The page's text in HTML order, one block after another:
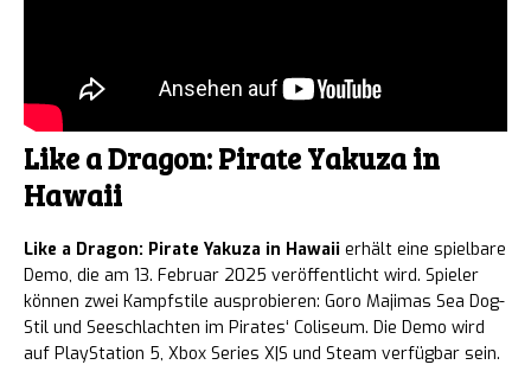
Like a Dragon: Pirate Yakuza in
Hawaii
Like a Dragon: Pirate Yakuza in Hawaii erhält eine spielbare
Demo, die am 13. Februar 2025 veröffentlicht wird. Spieler
können zwei Kampfstile ausprobieren: Goro Majimas Sea Dog-
Stil und Seeschlachten im Pirates‘ Coliseum. Die Demo wird
auf PlayStation 5, Xbox Series X|S und Steam verfügbar sein.